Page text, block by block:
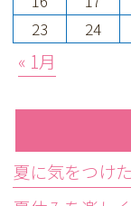
23
24
« 1月